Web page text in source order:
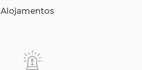
Alojamentos